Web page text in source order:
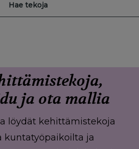
Hae tekoja
ja ota mallia
löydät kehittämistekoja
kuntatyöpaikoilta ja